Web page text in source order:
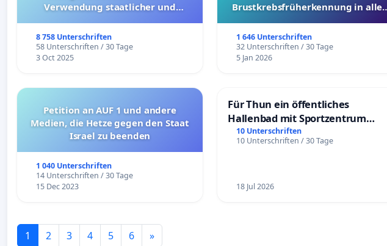
Verwendung staatlicher und
8 758 Unterschriften
58 Unterschriften / 30 Tage
3 Oct 2025
Brustkrebsfrüherkennung in
1 646 Unterschriften
32 Unterschriften / 30 Tage
5 Jan 2026
Petition an AUF 1 und andere
Medien, die Hetze gegen den Staat
Israel zu beenden
1 040 Unterschriften
14 Unterschriften / 30 Tage
15 Dec 2023
Für Thun ein öffentliches
Hallenbad mit Sportzentrum
schaffen
10 Unterschriften
10 Unterschriften / 30 Tage
18 Jul 2026
1 2 3 4 5 6 »